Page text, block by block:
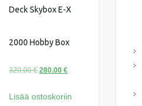
Deck Skybox E-X
2000 Hobby Box
320.00€Alkuperäinen
oli:
280.00€Nykyinen
on:
Lisää ostoskoriin